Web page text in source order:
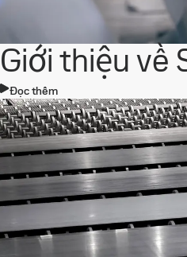
Giới thiệu về
Đọc thêm